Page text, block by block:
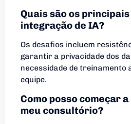
Quais são os
integração de IA?
Os desafios incluem
garantir a privacidade dos
necessidade de treinamento
equipe.
Como posso começar
meu consultório?